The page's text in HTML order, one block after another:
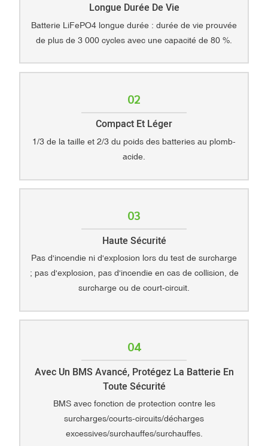
Longue Durée De Vie
Batterie LiFePO4 longue durée : durée de vie prouvée
de plus de 3 000 cycles avec une capacité de 80 %.
02
Compact Et Léger
1/3 de la taille et 2/3 du poids des batteries au plomb-
acide.
03
Haute Sécurité
Pas d'incendie ni d'explosion lors du test de surcharge
; pas d'explosion, pas d'incendie en cas de collision, de
surcharge ou de court-circuit.
04
Avec Un BMS Avancé, Protégez La Batterie En
Toute Sécurité
BMS avec fonction de protection contre les
surcharges/courts-circuits/décharges
excessives/surchauffes/surchauffes.